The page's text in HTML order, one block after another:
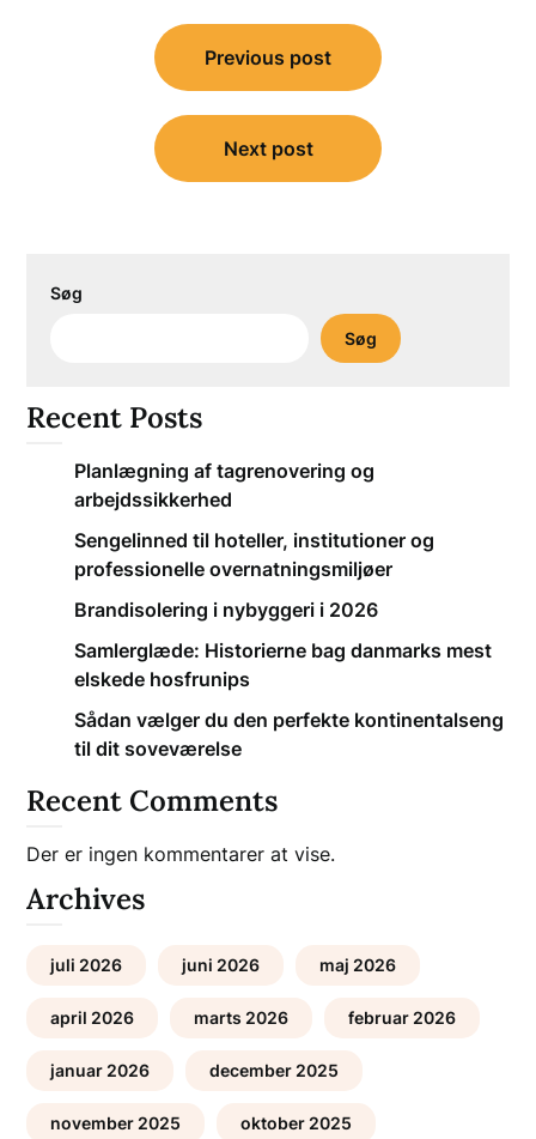
Indlægsnavigation
Previous post
Next post
Søg
Søg
Recent Posts
Planlægning af tagrenovering og
arbejdssikkerhed
Sengelinned til hoteller, institutioner og
professionelle overnatningsmiljøer
Brandisolering i nybyggeri i 2026
Samlerglæde: Historierne bag danmarks mest
elskede hosfrunips
Sådan vælger du den perfekte kontinentalseng
til dit soveværelse
Recent Comments
Der er ingen kommentarer at vise.
Archives
juli 2026 juni 2026 maj 2026
april 2026 marts 2026 februar 2026
januar 2026 december 2025
november 2025 oktober 2025